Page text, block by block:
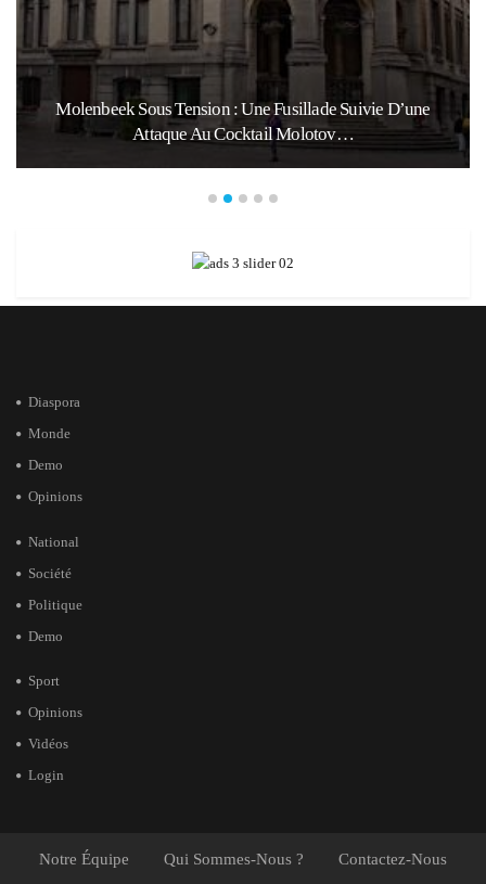
Molenbeek Sous Tension : Une Fusillade Suivie D’une
Attaque Au Cocktail Molotov…
Diaspora
Monde
Demo
Opinions
National
Société
Politique
Demo
Sport
Opinions
Vidéos
Login
Notre Équipe Qui Sommes-Nous ? Contactez-Nous